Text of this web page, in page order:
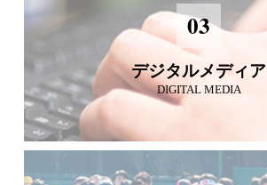
03
デジタルメディア
DIGITAL MEDIA